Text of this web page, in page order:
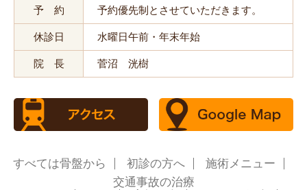
予 約 予約優先制とさせていただきます。
休診日 水曜日午前・年末年始
院 長 菅沼 洸樹
すべては骨盤から 初診の方へ
施術メニュー
交通事故の治療